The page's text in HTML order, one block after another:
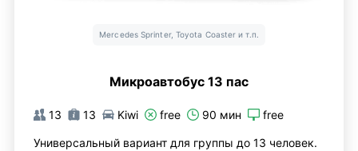
Mercedes Sprinter, Toyota Coaster и т.п.
Микроавтобус 13 пас
13 13 Kiwi free 90 мин free
Универсальный вариант для группы до 13 человек.